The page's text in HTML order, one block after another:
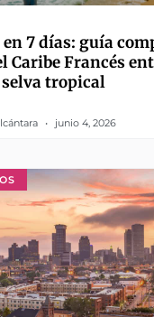
en 7 días: guía
Caribe Francés
tropical
junio 4, 2026